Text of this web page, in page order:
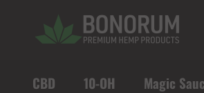
CBD 10-OH Magic